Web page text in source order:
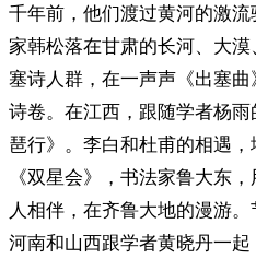
千年前，他们渡过黄河的激
家韩松落在甘肃的长河、大
塞诗人群，在一声声《出塞
诗卷。在江西，跟随学者杨
琶行》。李白和杜甫的相遇
《双星会》，书法家鲁大东
人相伴，在齐鲁大地的漫游
河南和山西跟学者黄晓丹一起